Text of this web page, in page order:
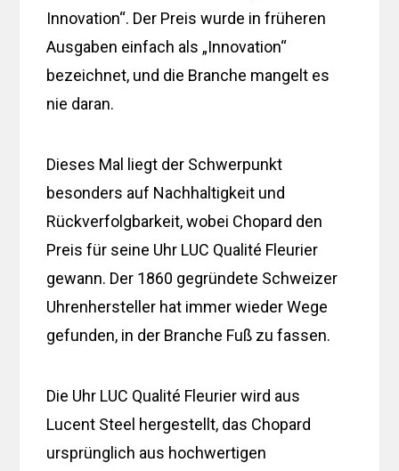
Innovation“. Der Preis wurde in früheren
Ausgaben einfach als „Innovation“
bezeichnet, und die Branche mangelt es
nie daran.
Dieses Mal liegt der Schwerpunkt
besonders auf Nachhaltigkeit und
Rückverfolgbarkeit, wobei Chopard den
Preis für seine Uhr LUC Qualité Fleurier
gewann. Der 1860 gegründete Schweizer
Uhrenhersteller hat immer wieder Wege
gefunden, in der Branche Fuß zu fassen.
Die Uhr LUC Qualité Fleurier wird aus
Lucent Steel hergestellt, das Chopard
ursprünglich aus hochwertigen